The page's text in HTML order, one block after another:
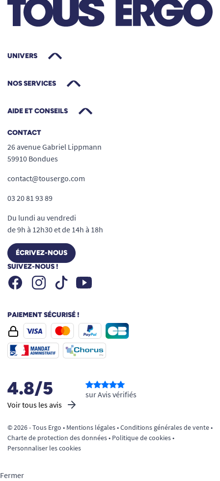
UNIVERS
NOS SERVICES
AIDE ET CONSEILS
CONTACT
26 avenue Gabriel Lippmann
59910 Bondues
contact@tousergo.com
03 20 81 93 89
Du lundi au vendredi
de 9h à 12h30 et de 14h à 18h
ÉCRIVEZ-NOUS
SUIVEZ-NOUS !
FacebookInstagramTiktok Youtube
PAIEMENT SÉCURISÉ !
4.8/5
Voir tous les avis
sur Avis vérifiés
© 2026 - Tous Ergo • Mentions légales•Conditions générales de vente•
Charte de protection des données• Politique de cookies•
Personnaliser les cookies
Fermer